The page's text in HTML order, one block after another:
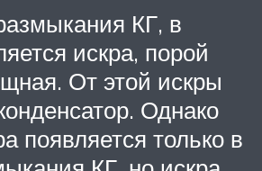
КГ, в
искра, порой
От этой искры
Однако
появляется только в